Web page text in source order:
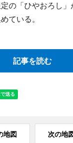
の「ひやおろし
ている。
記事を読む
地図 次の地